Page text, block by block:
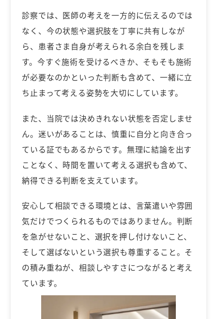
診察では、医師の考えを一方的に伝えるのでは
なく、今の状態や選択肢を丁寧に共有しなが
ら、患者さま自身が考えられる余白を残しま
す。今すぐ施術を受けるべきか、そもそも施術
が必要なのかといった判断も含めて、一緒に立
ち止まって考える姿勢を大切にしています。
また、当院では決めきれない状態を否定しませ
ん。迷いがあることは、慎重に自分と向き合っ
ている証でもあるからです。無理に結論を出す
ことなく、時間を置いて考える選択も含めて、
納得できる判断を支えています。
安心して相談できる環境とは、言葉遣いや雰囲
気だけでつくられるものではありません。判断
を急がせないこと、選択を押し付けないこと、
そして選ばないという選択も尊重すること。そ
の積み重ねが、相談しやすさにつながると考え
ています。